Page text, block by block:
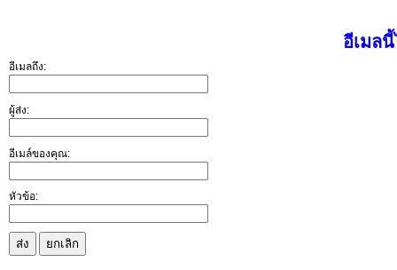
อีเมล
อีเมลถึง:
ผู้ส่ง:
อีเมล์ของคุณ:
หัวข้อ:
ส่ง ยกเลิก